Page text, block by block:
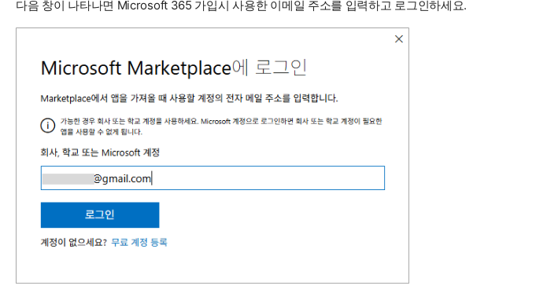
다음 창이 나타나면 Microsoft 365 가입시 사용한 이메일 주소를 입력하고 로그인하세요.